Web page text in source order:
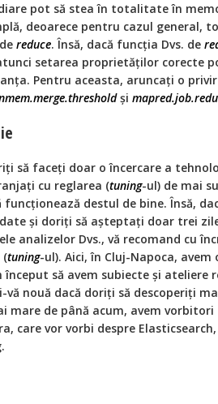
pot să stea în totalitate în
deoarece pentru cazul general,
reduce. Însă, dacă funcția Dvs. de
setarea proprietăților corecte
Pentru aceasta, aruncați o
și
să faceți doar o încercare a
cu reglarea (tuning-ul) de mai
funcționează destul de bine. Însă,
și doriți să așteptați doar trei
analizelor Dvs., vă recomand cu
(tuning-ul). Aici, în Cluj-Napoca, avem
început să avem subiecte și ateliere
vă nouă dacă doriți să descoperiți
mare de până acum, avem
care vor vorbi despre